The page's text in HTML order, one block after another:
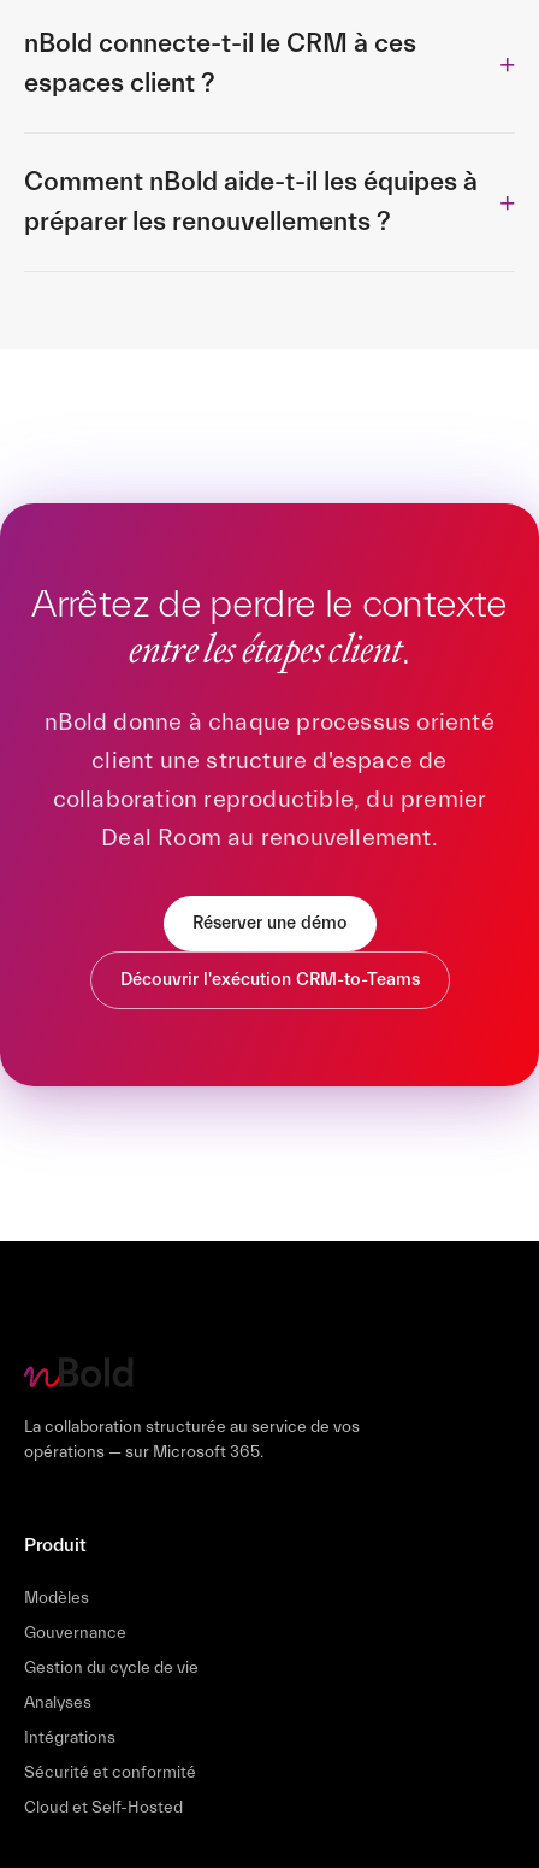
nBold connecte-t-il le CRM à ces
espaces client ?
Comment nBold aide-t-il les équipes à
préparer les renouvellements ?
Arrêtez de perdre le contexte
entre les étapes client.
nBold donne à chaque processus orienté
client une structure d'espace de
collaboration reproductible, du premier
Deal Room au renouvellement.
Réserver une démo
Découvrir l'exécution CRM-to-Teams
La collaboration structurée au service de vos
opérations — sur Microsoft 365.
Produit
Modèles
Gouvernance
Gestion du cycle de vie
Analyses
Intégrations
Sécurité et conformité
Cloud et Self-Hosted